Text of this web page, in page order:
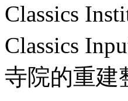
Classics
Classics
寺院的重建